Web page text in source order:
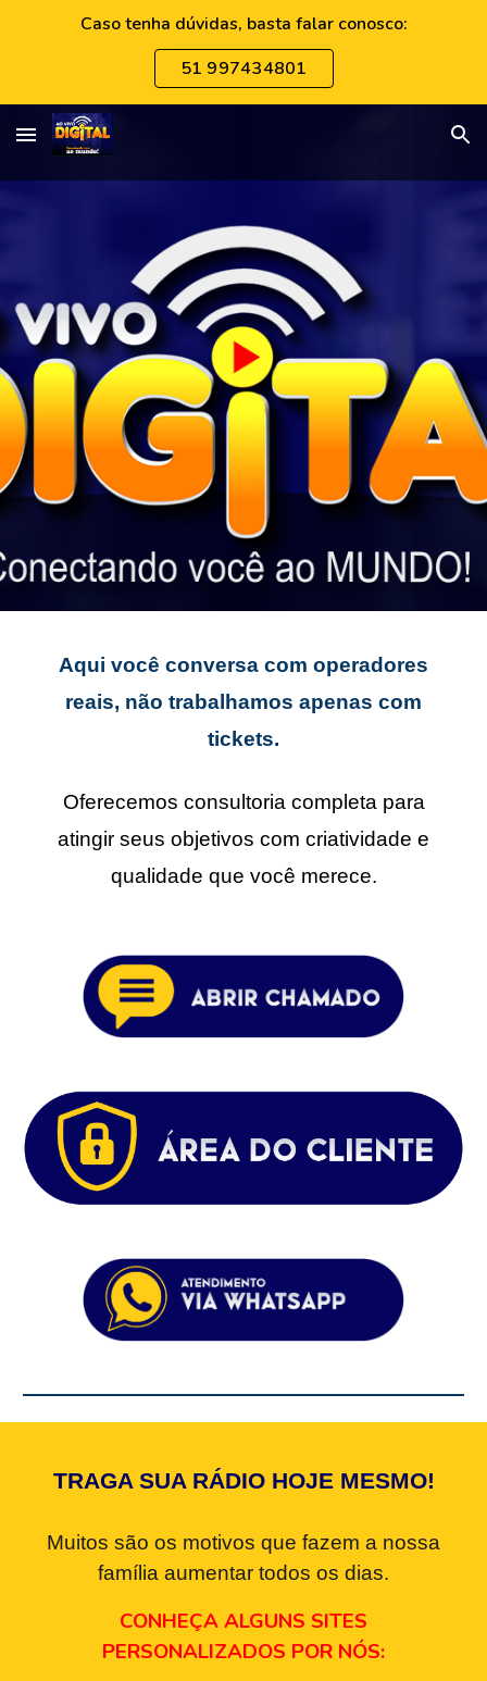
Caso tenha dúvidas, basta falar conosco:
51 997434801
Aqui você conversa com operadores
reais, não trabalhamos apenas com
tickets.
Oferecemos consultoria completa para
atingir seus objetivos com criatividade e
qualidade que você merece.
TRAGA SUA RÁDIO HOJE MESMO!
Muitos são os motivos que fazem a nossa
família aumentar todos os dias.
CONHEÇA ALGUNS SITES
PERSONALIZADOS POR NÓS: